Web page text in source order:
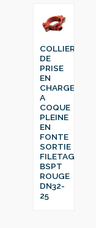
COLLIER
DE
PRISE
EN
CHARGE
A
COQUE
PLEINE
EN
FONTE
SORTIE
FILETAGE
BSPT
ROUGE
DN32-
25